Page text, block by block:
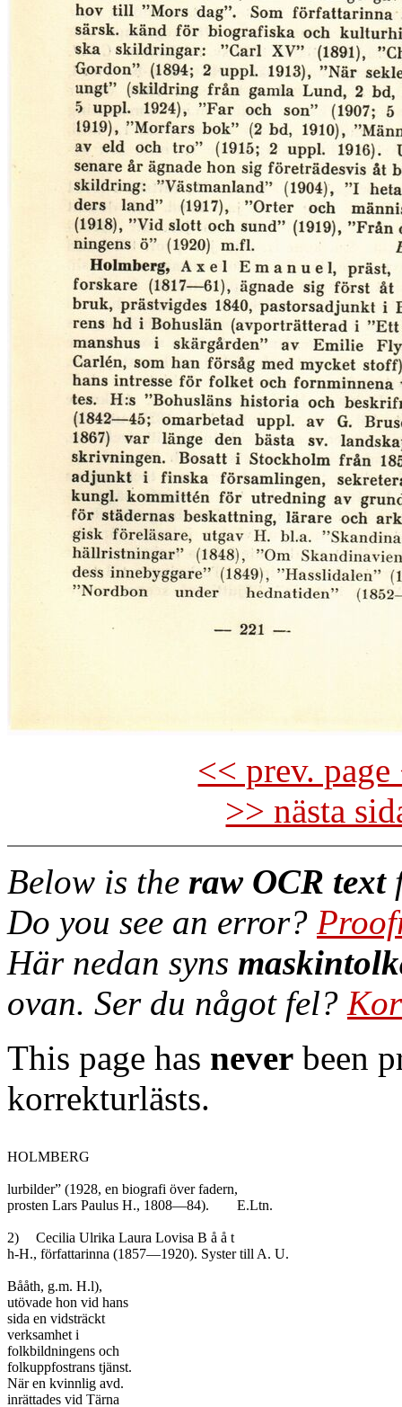
<< prev.
>> nästa
Below is the raw OCR text
Do you see an error?
Här nedan syns
ovan. Ser du något fel?
This page has never been
korrekturlästs.
HOLMBERG
lurbilder” (1928, en biografi över fadern,
prosten Lars Paulus H., 1808—84).	E.Ltn.
2)	Cecilia Ulrika Laura Lovisa B å å t
h-H., författarinna (1857—1920). Syster till A. U.
Bååth, g.m. H.l),
utövade hon vid hans
sida en vidsträckt
verksamhet i
folkbildningens och
folkuppfostrans tjänst.
När en kvinnlig avd.
inrättades vid Tärna